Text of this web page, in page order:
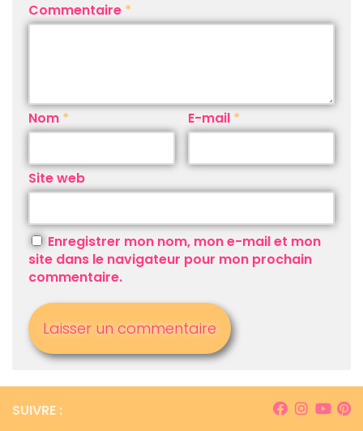
Commentaire *
Nom * E-mail *
Site web
Enregistrer mon nom, mon e-mail et mon
site dans le navigateur pour mon prochain
commentaire.
SUIVRE :